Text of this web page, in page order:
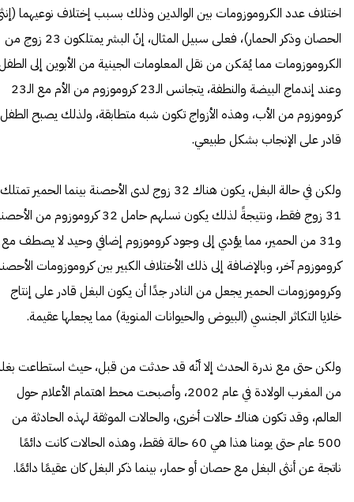
اختلاف عدد الكروموزومات بين الوالدين وذلك بسبب إختلاف نوعيهما
الحصان وذكر الحمار)، فعلى سبيل المثال، إنّ البشر يمتلكون 23 زوج من
الكروموزومات مما يُمَكن من نقل المعلومات الجينية من الأبوين إلى
وعند إندماج البيضة والنطفة، يتجانس الـ23 كروموزوم من الأم مع الـ23
كروموزوم من الأب، وهذه الأزواج تكون شبه متطابقة، ولذلك يصبح الطفل
قادر على الإنجاب بشكل طبيعي.
ولكن في حالة البغل، يكون هناك 32 زوج لدى الأحصنة بينما الحمير تمتلك
31 زوج فقط، ونتيجةً لذلك يكون نسلهم حامل 32 كروموزوم من
و31 من الحمير، مما يؤدي إلى وجود كروموزوم إضافي وحيد لا يصطف مع
كروموزوم آخر، وبالإضافة إلى ذلك الأختلاف الكبير بين كروموزومات
وكروموزومات الحمير يجعل من النادر جدًا أن يكون البغل قادر على إنتاج
خلايا التكاثر الجنسي (البيوض والحيوانات المنوية) مما يجعلها عقيمة.
ولكن حتى مع ندرة الحدث إلا أنّه قد حدثت من قبل، حيث استطاعت
من المغرب الولادة في عام 2002، وأصبحت محط اهتمام الأعلام حول
العالم، وقد تكون هناك حالات أخرى، والحالات الموثقة لهذه الحادثة من
500 عام حتى يومنا هذا هي 60 حالة فقط، وهذه الحالات كانت دائمًا
ناتجة عن أنثى البغل مع حصان أو حمار، بينما ذكر البغل كان عقيمًا دائمًا.